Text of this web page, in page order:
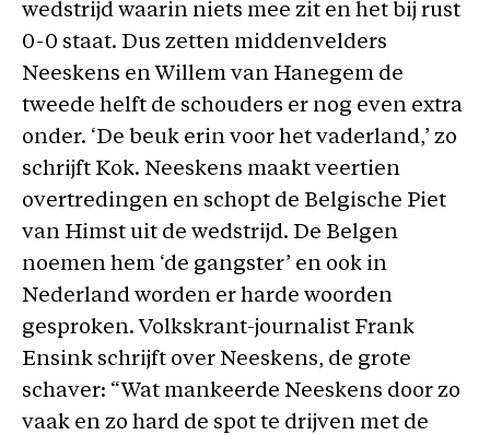
wedstrijd waarin niets mee zit en het bij rust
0-0 staat. Dus zetten middenvelders
Neeskens en Willem van Hanegem de
tweede helft de schouders er nog even extra
onder. ‘De beuk erin voor het vaderland,’ zo
schrijft Kok. Neeskens maakt veertien
overtredingen en schopt de Belgische Piet
van Himst uit de wedstrijd. De Belgen
noemen hem ‘de gangster’ en ook in
Nederland worden er harde woorden
gesproken. Volkskrant-journalist Frank
Ensink schrijft over Neeskens, de grote
schaver: “Wat mankeerde Neeskens door zo
vaak en zo hard de spot te drijven met de